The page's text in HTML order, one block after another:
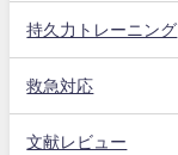
持久力トレーニング
救急対応
文献レビュー